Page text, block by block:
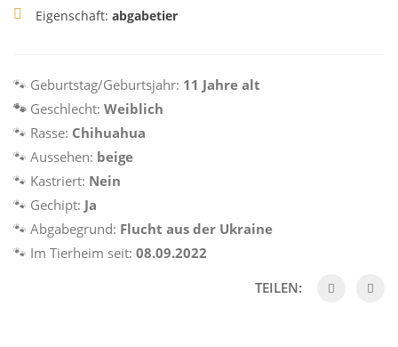
Eigenschaft: abgabetier
🐾 Geburtstag/Geburtsjahr: 11 Jahre alt
🐾 Geschlecht: Weiblich
🐾 Rasse: Chihuahua
🐾 Aussehen: beige
🐾 Kastriert: Nein
🐾 Gechipt: Ja
🐾 Abgabegrund: Flucht aus der Ukraine
🐾 Im Tierheim seit: 08.09.2022
TEILEN: